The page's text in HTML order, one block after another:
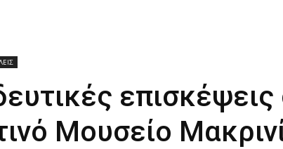
επισκέψεις
Μουσείο